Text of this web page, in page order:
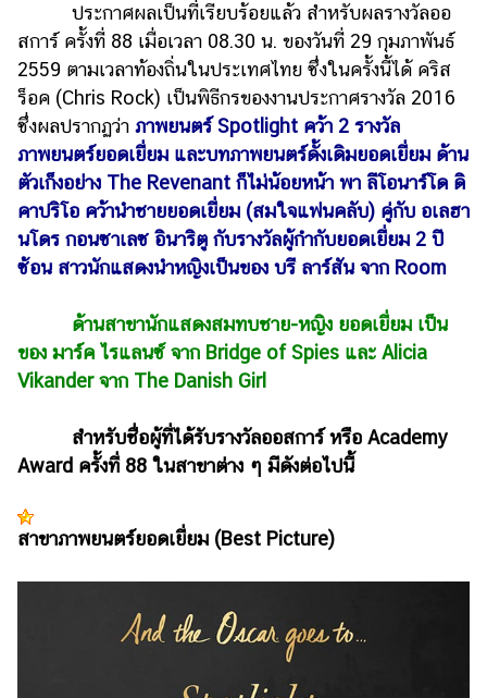
ตกแต่ง
มือ
ถือ
ทอง
ราคา
น้ำมัน
วา
ตี้
และ
เลี้ยง
ประกาศผลเป็นที่เรียบร้อยแล้ว สำหรับผลรางวัลออ
สการ์ ครั้งที่ 88 เมื่อเวลา 08.30 น. ของวันที่ 29 กุมภาพันธ์
2559 ตามเวลาท้องถิ่นในประเทศไทย ซึ่งในครั้งนี้ได้ คริส
ร็อค (Chris Rock) เป็นพิธีกรของงานประกาศรางวัล 2016
ซึ่งผลปรากฏว่า ภาพยนตร์ Spotlight คว้า 2 รางวัล
ภาพยนตร์ยอดเยี่ยม และบทภาพยนตร์ดั้งเดิมยอดเยี่ยม ด้าน
ตัวเก็งอย่าง The Revenant ก็ไม่น้อยหน้า พา ลีโอนาร์โด ดิ
คาปริโอ คว้านำชายยอดเยี่ยม (สมใจแฟนคลับ) คู่กับ อเลฮา
นโดร กอนซาเลซ อินาริตู กับรางวัลผู้กำกับยอดเยี่ยม 2 ปี
ซ้อน สาวนักแสดงนำหญิงเป็นของ บรี ลาร์สัน จาก Room
ด้านสาขานักแสดงสมทบชาย-หญิง ยอดเยี่ยม เป็น
ของ มาร์ค ไรแลนซ์ จาก Bridge of Spies และ Alicia
Vikander จาก The Danish Girl
สำหรับชื่อผู้ที่ได้รับรางวัลออสการ์ หรือ Academy
Award ครั้งที่ 88 ในสาขาต่าง ๆ มีดังต่อไปนี้
สาขาภาพยนตร์ยอดเยี่ยม (Best Picture)